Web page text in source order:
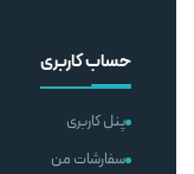
حساب کاربری
پنل کاربری
سفارشات من